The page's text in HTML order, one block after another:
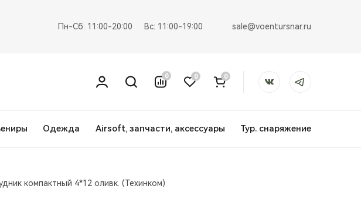
Пн-Сб: 11:00-20:00 Вс: 11:00-19:00 sale@voentursnar.ru
0 0 0
Одежда Airsoft, запчасти, аксессуары Тур. снаряжение
компактный 4*12 оливк. (Техинком)